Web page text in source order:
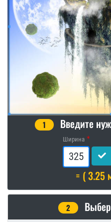
1 Введите
Ширина
= ( 3.25
2